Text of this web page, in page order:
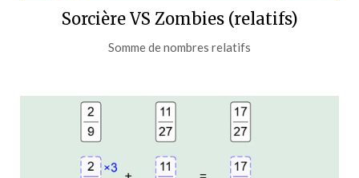
Sorcière VS Zombies (relatifs)
Somme de nombres relatifs